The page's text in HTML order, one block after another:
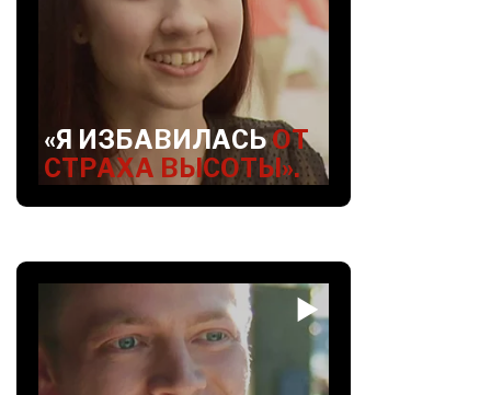
«Я ИЗБАВИЛАСЬОТ
СТРАХА ВЫСОТЫ».